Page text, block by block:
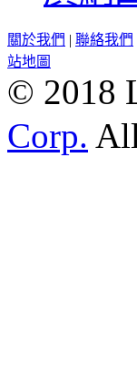
關於我們 | 聯絡我們
站地圖
© 2018
Corp.